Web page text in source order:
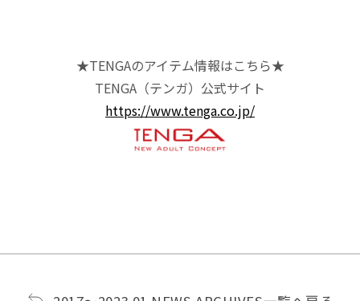
★TENGAのアイテム情報はこちら★
TENGA（テンガ）公式サイト
https://www.tenga.co.jp/